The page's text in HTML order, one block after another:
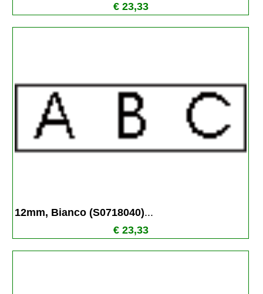
€ 23,33
12mm, Bianco (S0718040)...
€ 23,33